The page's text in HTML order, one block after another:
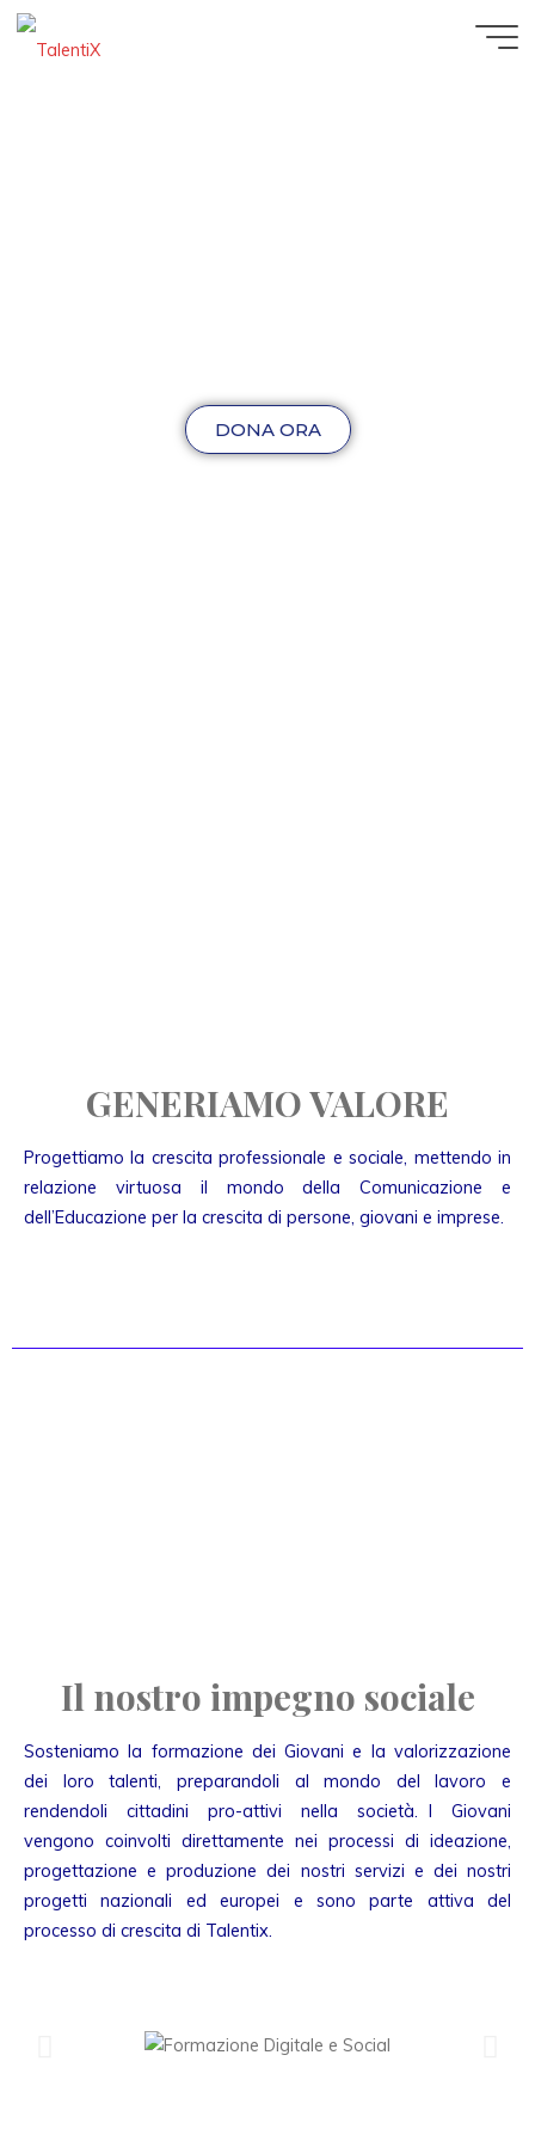
DONA ORA
GENERIAMO VALORE
Progettiamo la crescita professionale e sociale, mettendo in
relazione virtuosa il mondo della Comunicazione e
dell’Educazione per la crescita di persone, giovani e imprese.
Il nostro impegno sociale
Sosteniamo la formazione dei Giovani e la valorizzazione
dei loro talenti, preparandoli al mondo del lavoro e
rendendoli cittadini pro-attivi nella società. I Giovani
vengono coinvolti direttamente nei processi di ideazione,
progettazione e produzione dei nostri servizi e dei nostri
progetti nazionali ed europei e sono parte attiva del
processo di crescita di Talentix.